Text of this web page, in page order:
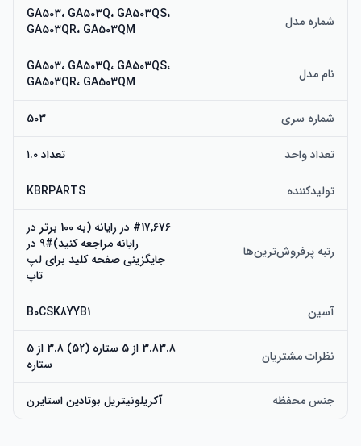
شماره مدل
GA503، GA503Q، GA503QS،
GA503QR، GA503QM
نام مدل
GA503، GA503Q، GA503QS،
GA503QR، GA503QM
شماره سری 503
تعداد واحد تعداد ۱.۰
تولیدکننده KBRPARTS
رتبه پرفروش‌ترین‌ها
#17,676 در رایانه (به 100 برتر در
رایانه مراجعه کنید)#9 در
جایگزینی صفحه کلید برای لپ
تاپ
آسین B0CSK8YYB1
نظرات مشتریان
3.83.8 از 5 ستاره (52) 3.8 از 5
ستاره
جنس محفظه آکریلونیتریل بوتادین استایرن